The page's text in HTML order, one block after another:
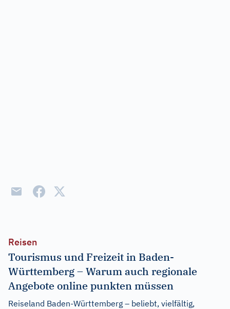
Reisen
Tourismus und Freizeit in Baden-
Württemberg – Warum auch regionale
Angebote online punkten müssen
Reiseland Baden-Württemberg – beliebt, vielfältig,